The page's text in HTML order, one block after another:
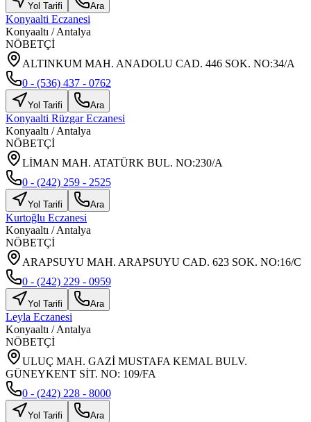
Yol Tarifi Ara
Konyaalti Eczanesi
Konyaaltı /Antalya
NÖBETÇİ
ALTINKUM MAH. ANADOLU CAD. 446 SOK. NO:34/A
0 - (536) 437 - 0762
Yol Tarifi Ara
Konyaalti Rüzgar Eczanesi
Konyaaltı /Antalya
NÖBETÇİ
LİMAN MAH. ATATÜRK BUL. NO:230/A
0 - (242) 259 - 2525
Yol Tarifi Ara
Kurtoğlu Eczanesi
Konyaaltı /Antalya
NÖBETÇİ
ARAPSUYU MAH. ARAPSUYU CAD. 623 SOK. NO:16/C
0 - (242) 229 - 0959
Yol Tarifi Ara
Leyla Eczanesi
Konyaaltı /Antalya
NÖBETÇİ
ULUÇ MAH. GAZİ MUSTAFA KEMAL BULV.
GÜNEYKENT SİT. NO: 109/FA
0 - (242) 228 - 8000
Yol Tarifi Ara